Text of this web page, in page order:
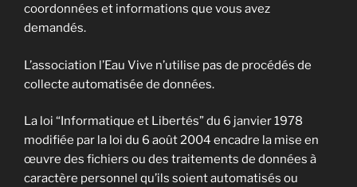
coordonnées et informations que vous avez
demandés.
L’association l’Eau Vive n’utilise pas de procédés de
collecte automatisée de données.
La loi “Informatique et Libertés” du 6 janvier 1978
modifiée par la loi du 6 août 2004 encadre la mise en
œuvre des fichiers ou des traitements de données à
caractère personnel qu’ils soient automatisés ou